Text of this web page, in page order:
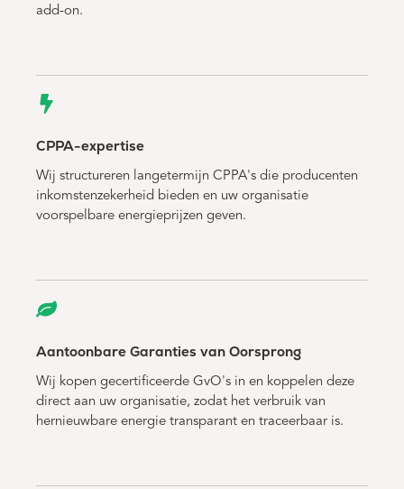
add-on.
CPPA-expertise
Wij structureren langetermijn CPPA's die producenten
inkomstenzekerheid bieden en uw organisatie
voorspelbare energieprijzen geven.
Aantoonbare Garanties van Oorsprong
Wij kopen gecertificeerde GvO's in en koppelen deze
direct aan uw organisatie, zodat het verbruik van
hernieuwbare energie transparant en traceerbaar is.